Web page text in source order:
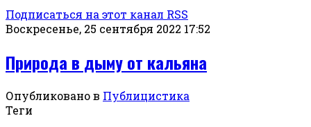
Подписаться на этот канал RSS
Воскресенье, 25 сентября 2022 17:52
Природа в дыму от кальяна
Опубликовано в Публицистика
Теги